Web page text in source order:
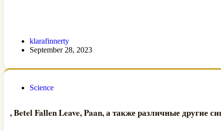
klarafinnerty
September 28, 2023
Science
, Betel Fallen Leave, Paan, а также различные другие